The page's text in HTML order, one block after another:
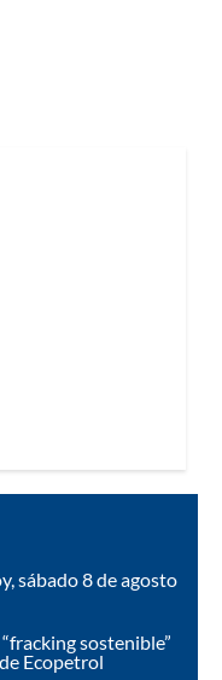
sábado 8 de agosto
sostenible”
Ecopetrol